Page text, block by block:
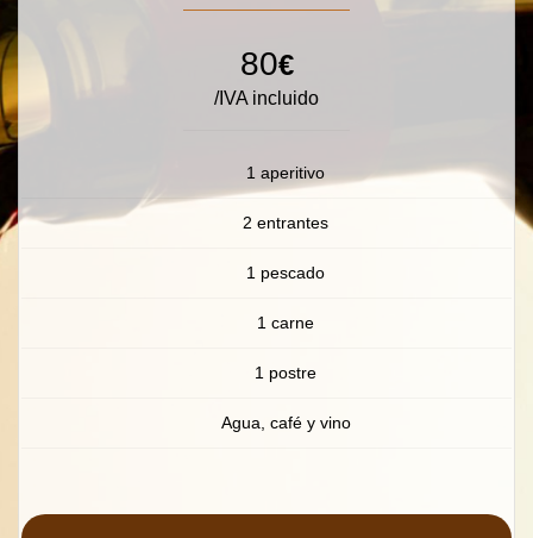
80€
/IVA incluido
1 aperitivo
2 entrantes
1 pescado
1 carne
1 postre
Agua, café y vino